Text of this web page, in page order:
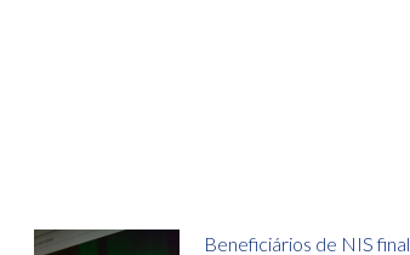
Beneficiários de NIS final